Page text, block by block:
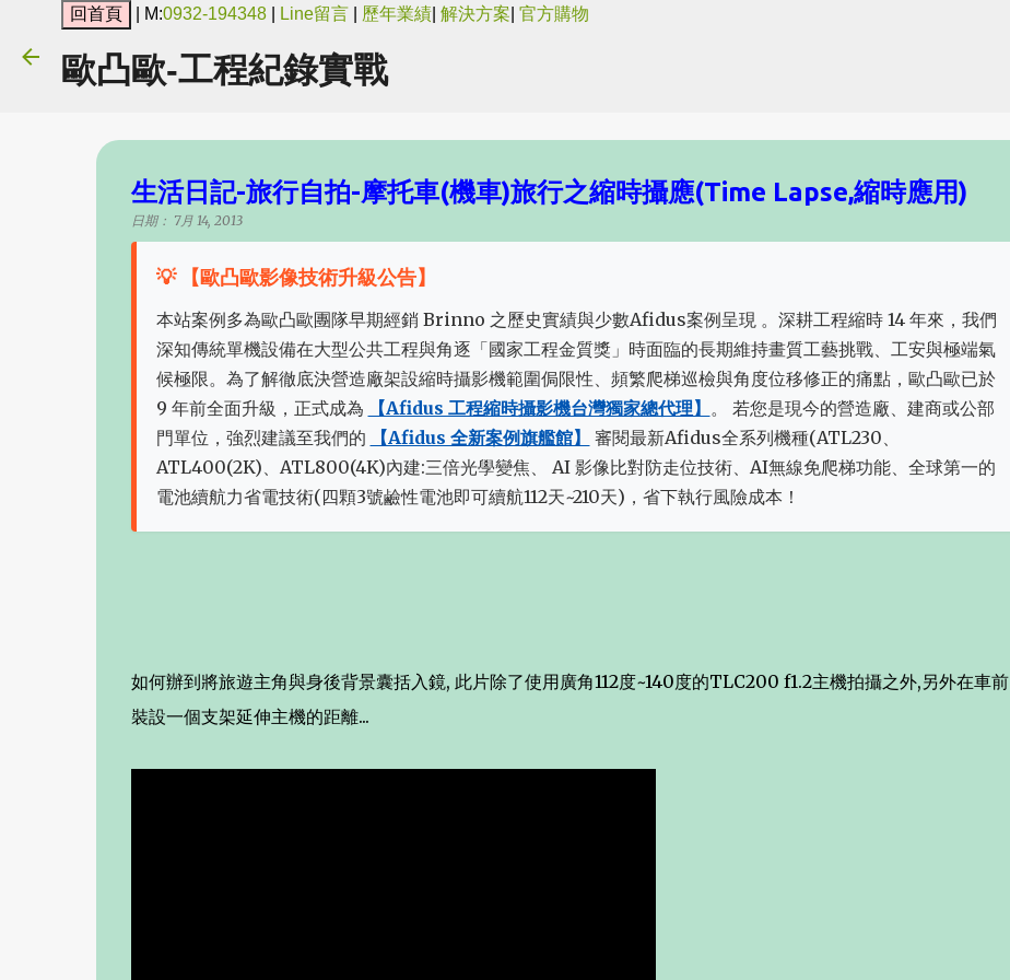
| M:0932-194348 Line留言 歷年業績 解決方案 官方購物
歐凸歐-工程紀錄實戰
生活日記-旅行自拍-摩托車(機車)旅行之縮時攝應(Time Lapse,縮時應用)
日期： 7月 14, 2013
💡 【歐凸歐影像技術升級公告】
本站案例多為歐凸歐團隊早期經銷 Brinno 之歷史實績與少數Afidus案例呈現 。深耕工程縮時 14 年來，我們
深知傳統單機設備在大型公共工程與角逐「國家工程金質獎」時面臨的長期維持畫質工藝挑戰、工安與極端氣
候極限。為了解徹底決營造廠架設縮時攝影機範圍侷限性、頻繁爬梯巡檢與角度位移修正的痛點，歐凸歐已於
9 年前全面升級，正式成為
【Afidus 工程縮時攝影機台灣獨家總代理】 。 若您是現今的營造廠、建商或公部
門單位，強烈建議至我們的
【Afidus 全新案例旗艦館】
審閱最新Afidus全系列機種(ATL230、
ATL400(2K)、ATL800(4K)內建:三倍光學變焦、 AI 影像比對防走位技術、AI無線免爬梯功能、全球第一的
電池續航力省電技術(四顆3號鹼性電池即可續航112天~210天)，省下執行風險成本！
如何辦到將旅遊主角與身後背景囊括入鏡, 此片除了使用廣角112度~140度的TLC200 f1.2主機拍攝之外,另外在車前
裝設一個支架延伸主機的距離...